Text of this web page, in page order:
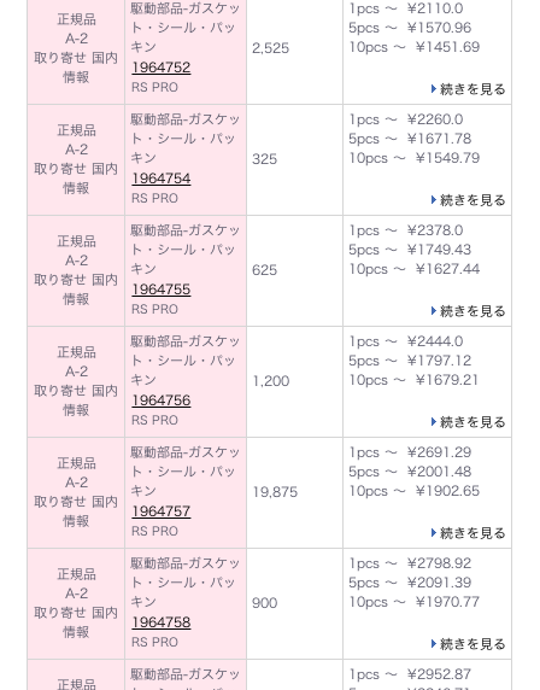
正規品
A-2
取り寄せ 国内
情報
駆動部品-ガスケッ
ト・シール・パッ
キン
1964752
RS PRO
2,525
1pcs ～ ¥2110.0
5pcs ～ ¥1570.96
10pcs ～ ¥1451.69
続きを見る
正規品
A-2
取り寄せ 国内
情報
駆動部品-ガスケッ
ト・シール・パッ
キン
1964754
RS PRO
325
1pcs ～ ¥2260.0
5pcs ～ ¥1671.78
10pcs ～ ¥1549.79
続きを見る
正規品
A-2
取り寄せ 国内
情報
駆動部品-ガスケッ
ト・シール・パッ
キン
1964755
RS PRO
625
1pcs ～ ¥2378.0
5pcs ～ ¥1749.43
10pcs ～ ¥1627.44
続きを見る
正規品
A-2
取り寄せ 国内
情報
駆動部品-ガスケッ
ト・シール・パッ
キン
1964756
RS PRO
1,200
1pcs ～ ¥2444.0
5pcs ～ ¥1797.12
10pcs ～ ¥1679.21
続きを見る
正規品
A-2
取り寄せ 国内
情報
駆動部品-ガスケッ
ト・シール・パッ
キン
1964757
RS PRO
19,875
1pcs ～ ¥2691.29
5pcs ～ ¥2001.48
10pcs ～ ¥1902.65
続きを見る
正規品
A-2
取り寄せ 国内
情報
駆動部品-ガスケッ
ト・シール・パッ
キン
1964758
RS PRO
900
1pcs ～ ¥2798.92
5pcs ～ ¥2091.39
10pcs ～ ¥1970.77
続きを見る
正規品
駆動部品-ガスケッ
1pcs ～ ¥2952.87